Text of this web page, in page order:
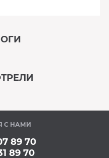
В наличии
С НАМИ
89 70
89 70